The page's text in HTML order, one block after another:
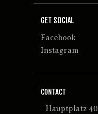
GET SOCIAL
Facebook
Instagram
CONTACT
Hauptplatz 40